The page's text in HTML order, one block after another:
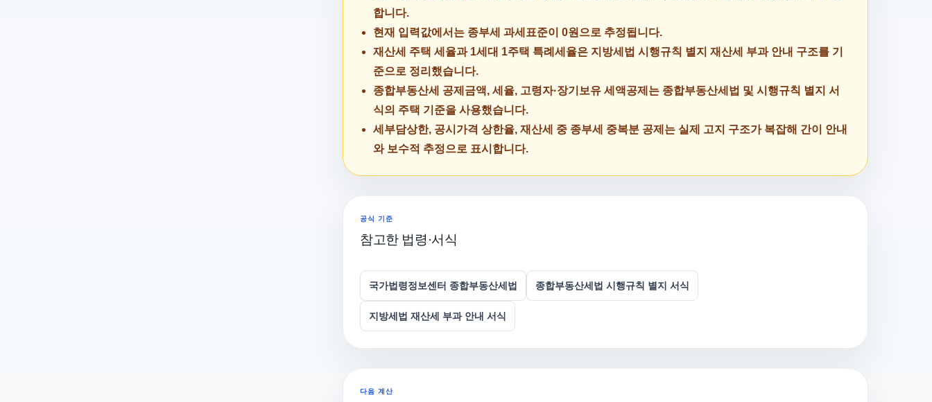
합니다.
현재 입력값에서는 종부세 과세표준이 0원으로 추정됩니다.
재산세 주택 세율과 1세대 1주택 특례세율은 지방세법 시행규칙 별지 재산세 부과 안내 구조를 기
준으로 정리했습니다.
종합부동산세 공제금액, 세율, 고령자·장기보유 세액공제는 종합부동산세법 및 시행규칙 별지 서
식의 주택 기준을 사용했습니다.
세부담상한, 공시가격 상한율, 재산세 중 종부세 중복분 공제는 실제 고지 구조가 복잡해 간이 안내
와 보수적 추정으로 표시합니다.
공식 기준
참고한 법령·서식
국가법령정보센터 종합부동산세법 종합부동산세법 시행규칙 별지 서식
지방세법 재산세 부과 안내 서식
다음 계산